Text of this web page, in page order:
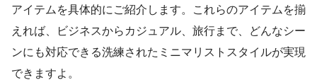
アイテムを具体的にご紹介します。これらのアイテムを揃
えれば、ビジネスからカジュアル、旅行まで、どんなシー
ンにも対応できる洗練されたミニマリストスタイルが実現
できますよ。